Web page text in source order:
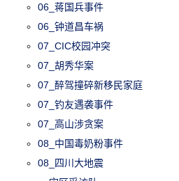
06_蒋国兵事件
06_钟道昌车祸
07_CIC校园冲突
07_胡秀华案
07_醉驾撞碎新移民家庭
07_钓友遇袭事件
07_高山涉贪案
08_中国毒奶粉事件
08_四川大地震